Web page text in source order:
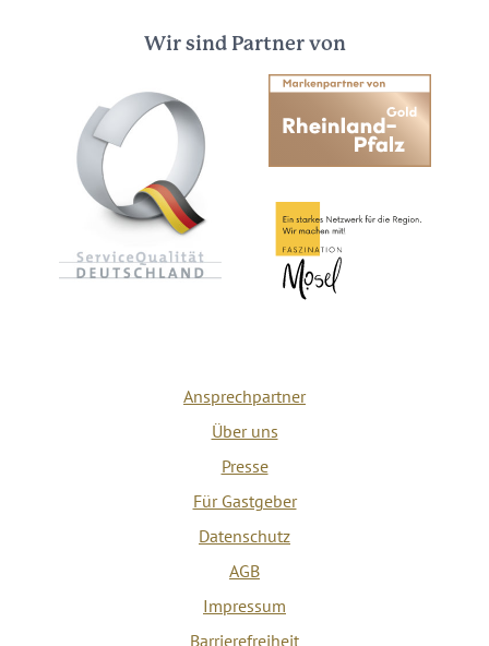
Wir sind Partner von
Ansprechpartner
Über uns
Presse
Für Gastgeber
Datenschutz
AGB
Impressum
Barrierefreiheit